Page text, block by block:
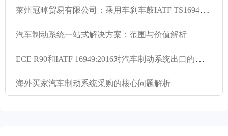
莱
州冠晫贸易有限公司：乘用车刹车鼓IATF TS16949认证全流程质量控制要点解析
汽车制动系统一站式解决方案：范围与价值解析
E
CE R90和IATF 16949:2016对汽车制动系统出口的关键意义
海外买家汽车制动系统采购的核心问题解析